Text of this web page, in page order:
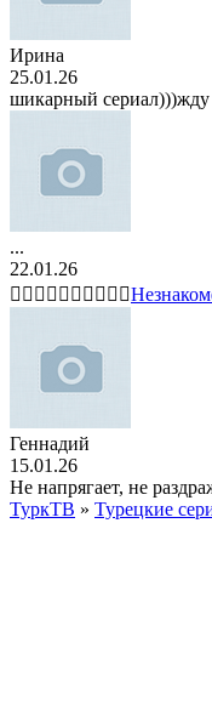
Ирина
25.01.26
шикарный сериал)))жду
...
22.01.26
👍🏻👍🏻👍🏻👍🏻👍🏻
Геннадий
15.01.26
Не напрягает, не
ТуркТВ » Турецкие